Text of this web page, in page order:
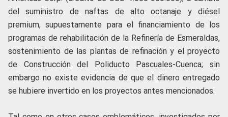
del suministro de naftas de alto octanaje y diésel
premium, supuestamente para el financiamiento de los
programas de rehabilitación de la Refinería de Esmeraldas,
sostenimiento de las plantas de refinación y el proyecto
de Construcción del Poliducto Pascuales-Cuenca; sin
embargo no existe evidencia de que el dinero entregado
se hubiere invertido en los proyectos antes mencionados.